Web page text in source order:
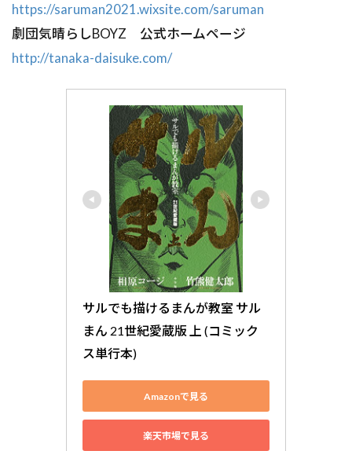
https://saruman2021.wixsite.com/saruman
劇団気晴らしBOYZ 公式ホームページ
http://tanaka-daisuke.com/
サルでも描けるまんが教室 サル
まん 21世紀愛蔵版 上 (コミック
ス単行本)
Amazonで見る
楽天市場で見る